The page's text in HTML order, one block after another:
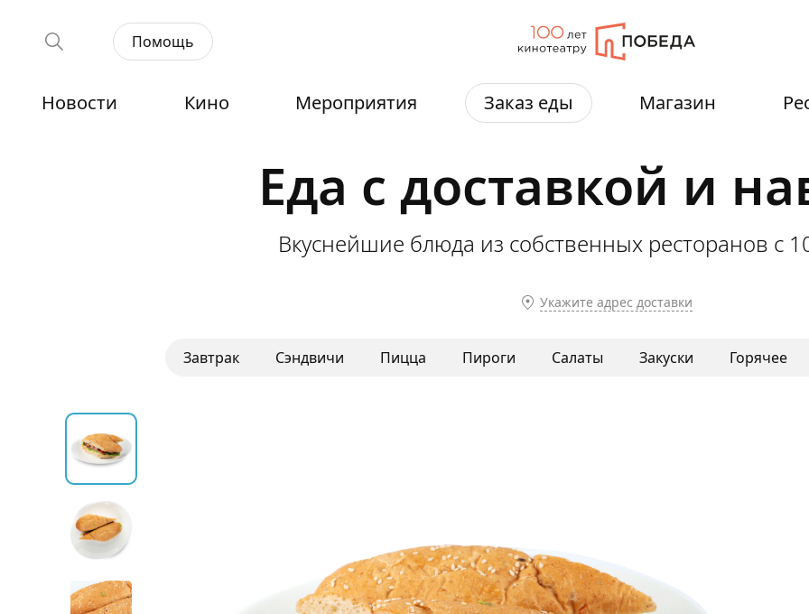
Помощь
Новости Кино Мероприятия Заказ еды Магазин
Еда с доставкой и
Вкуснейшие блюда из собственных ресторанов с
Укажите адрес доставки
Завтрак Сэндвичи Пицца Пироги Салаты Закуски Горячее